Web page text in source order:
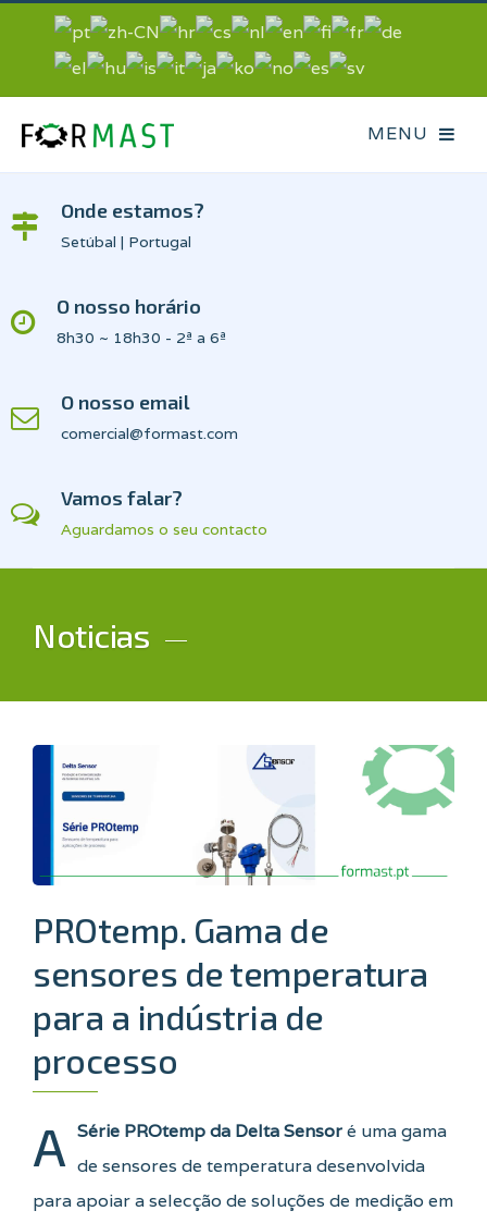
Onde estamos?
Setúbal | Portugal
O nosso horário
8h30 ~ 18h30 - 2ª a 6ª
O nosso email
comercial@formast.com
Vamos falar?
Aguardamos o seu contacto
Noticias
PROtemp. Gama de
sensores de temperatura
para a indústria de
processo
A Série PROtemp da Delta Sensoré uma gama
de sensores de temperatura desenvolvida
para apoiar a selecção de soluções de medição em